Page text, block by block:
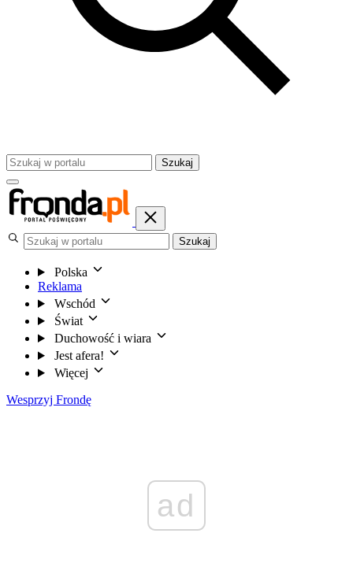
Szukaj
Szukaj
Polska
Reklama
Wschód
Świat
Duchowość i wiara
Jest afera!
Więcej
Wesprzyj Frondę
ad